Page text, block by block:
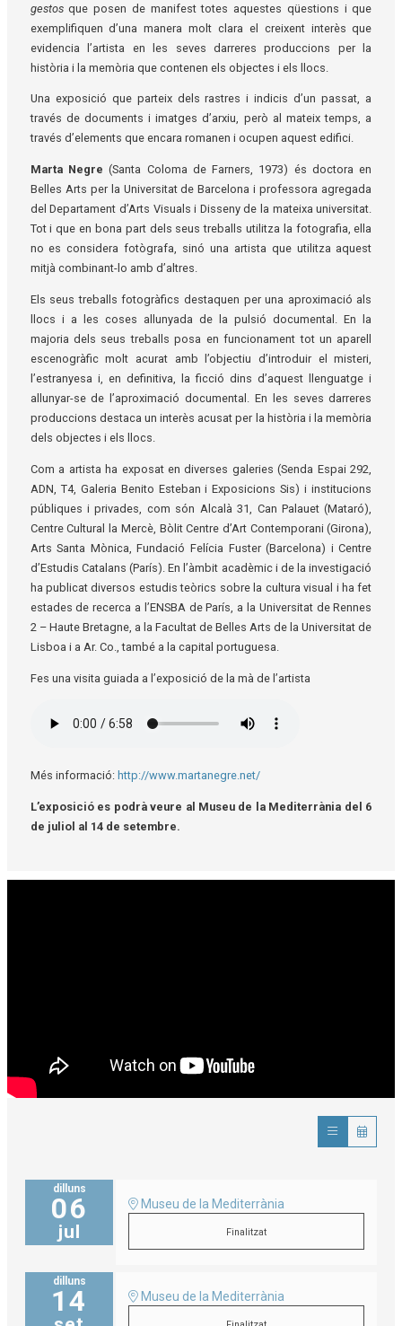
gestosque posen de manifest totes aquestes qüestions i que
exemplifiquen d’una manera molt clara el creixent interès que
evidencia l’artista en les seves darreres produccions per la
història i la memòria que contenen els objectes i els llocs.
Una exposició que parteix dels rastres i indicis d’un passat, a
través de documents i imatges d’arxiu, però al mateix temps, a
través d’elements que encara romanen i ocupen aquest edifici.
Marta Negre (Santa Coloma de Farners, 1973) és doctora en
Belles Arts per la Universitat de Barcelona i professora agregada
del Departament d’Arts Visuals i Disseny de la mateixa universitat.
Tot i que en bona part dels seus treballs utilitza la fotografia, ella
no es considera fotògrafa, sinó una artista que utilitza aquest
mitjà combinant-lo amb d’altres.
Els seus treballs fotogràfics destaquen per una aproximació als
llocs i a les coses allunyada de la pulsió documental. En la
majoria dels seus treballs posa en funcionament tot un aparell
escenogràfic molt acurat amb l’objectiu d’introduir el misteri,
l’estranyesa i, en definitiva, la ficció dins d’aquest llenguatge i
allunyar-se de l’aproximació documental. En les seves darreres
produccions destaca un interès acusat per la història i la memòria
dels objectes i els llocs.
Com a artista ha exposat en diverses galeries (Senda Espai 292,
ADN, T4, Galeria Benito Esteban i Exposicions Sis) i institucions
públiques i privades, com són Alcalà 31, Can Palauet (Mataró),
Centre Cultural la Mercè, Bòlit Centre d’Art Contemporani (Girona),
Arts Santa Mònica, Fundació Felícia Fuster (Barcelona) i Centre
d’Estudis Catalans (París). En l’àmbit acadèmic i de la investigació
ha publicat diversos estudis teòrics sobre la cultura visual i ha fet
estades de recerca a l’ENSBA de París, a la Universitat de Rennes
2 – Haute Bretagne, a la Facultat de Belles Arts de la Universitat de
Lisboa i a Ar. Co., també a la capital portuguesa.
Fes una visita guiada a l’exposició de la mà de l’artista
Més informació: http://www.martanegre.net/
L’exposició es podrà veure al Museu de la Mediterrània del 6
de juliol al 14 de setembre.
dilluns
06
jul
Museu de la Mediterrània
Finalitzat
dilluns
14 Museu de la Mediterrània